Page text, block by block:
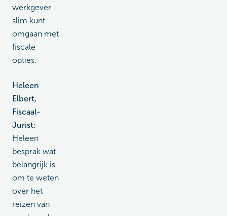
werkgever
slim kunt
omgaan met
fiscale
opties.
Heleen
Elbert,
Fiscaal-
Jurist:
Heleen
besprak wat
belangrijk is
om te weten
over het
reizen van